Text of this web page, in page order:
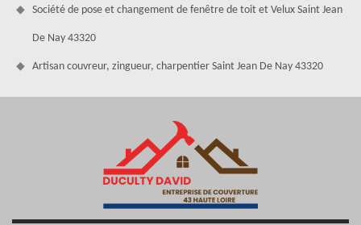
Société de pose et changement de fenêtre de toit et Velux Saint Jean
De Nay 43320
Artisan couvreur, zingueur, charpentier Saint Jean De Nay 43320